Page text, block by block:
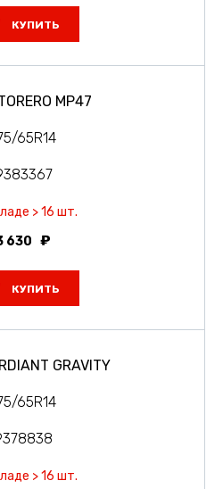
КУПИТЬ
MP47
65R14
> 16 шт.
630
КУПИТЬ
GRAVITY
65R14
> 16 шт.